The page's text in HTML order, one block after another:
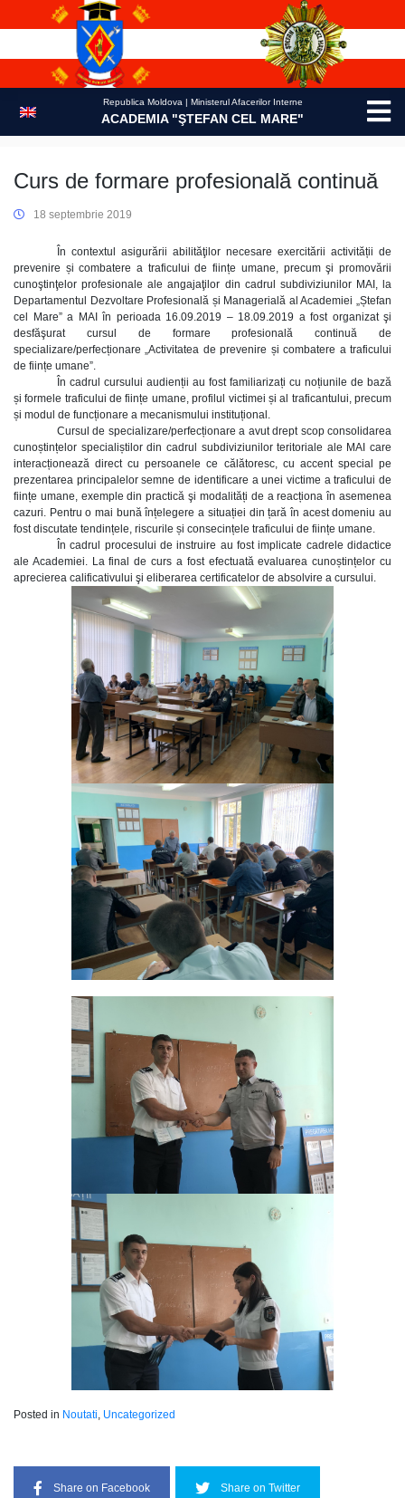
Republica Moldova | Ministerul Afacerilor Interne
ACADEMIA "ŞTEFAN CEL MARE"
Curs de formare profesională continuă
18 septembrie 2019
În contextul asigurării abilităţilor necesare exercitării activității de
prevenire și combatere a traficului de ființe umane, precum şi promovării
cunoştinţelor profesionale ale angajaţilor din cadrul subdiviziunilor MAI, la
Departamentul Dezvoltare Profesională și Managerială al Academiei „Ștefan
cel Mare” a MAI în perioada 16.09.2019 – 18.09.2019 a fost organizat şi
desfăşurat cursul de formare profesională continuă de
specializare/perfecționare „Activitatea de prevenire și combatere a traficului
de ființe umane”.
În cadrul cursului audienții au fost familiarizați cu noțiunile de bază
și formele traficului de ființe umane, profilul victimei și al traficantului, precum
și modul de funcționare a mecanismului instituțional.
Cursul de specializare/perfecționare a avut drept scop consolidarea
cunoștințelor specialiștilor din cadrul subdiviziunilor teritoriale ale MAI care
interacționează direct cu persoanele ce călătoresc, cu accent special pe
prezentarea principalelor semne de identificare a unei victime a traficului de
ființe umane, exemple din practică şi modalități de a reacționa în asemenea
cazuri. Pentru o mai bună înțelegere a situației din țară în acest domeniu au
fost discutate tendințele, riscurile și consecințele traficului de ființe umane.
În cadrul procesului de instruire au fost implicate cadrele didactice
ale Academiei. La final de curs a fost efectuată evaluarea cunoștințelor cu
aprecierea calificativului şi eliberarea certificatelor de absolvire a cursului.
Posted in Noutati, Uncategorized
Share on Facebook Share on Twitter